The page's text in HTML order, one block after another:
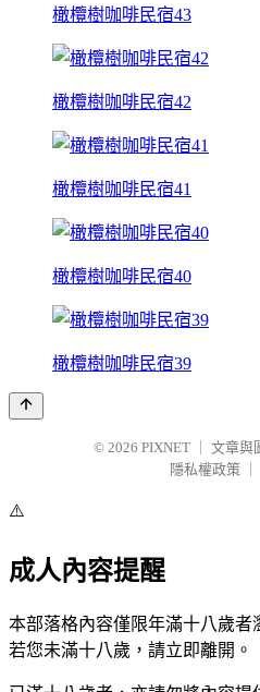
橄欖樹咖啡民宿43
橄欖樹咖啡民宿42
橄欖樹咖啡民宿41
橄欖樹咖啡民宿40
橄欖樹咖啡民宿39
© 2026 PIXNET
文章與
隱私權政策
⚠️
成人內容提醒
本部落格內容僅限年滿十八歲者
若您未滿十八歲，請立即離開。